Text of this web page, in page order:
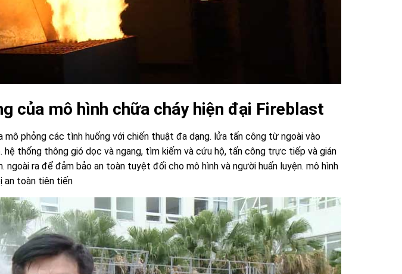
của mô hình chữa cháy hiện đại Fireblast
mô phỏng các tình huống với chiến thuật đa dạng. lửa tấn công từ ngoài vào
hệ thống thông gió dọc và ngang, tìm kiếm và cứu hộ, tấn công trực tiếp và gián
ra để đảm bảo an toàn tuyệt đối cho mô hình và người huấn luyện. mô hình
an toàn tiên tiến